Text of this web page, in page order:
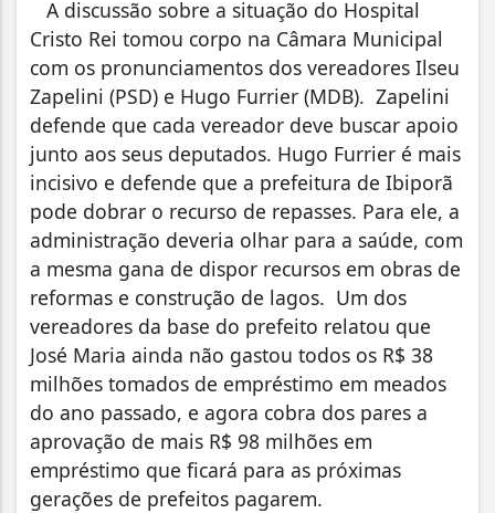
A discussão sobre a situação do Hospital
Cristo Rei tomou corpo na Câmara Municipal
com os pronunciamentos dos vereadores Ilseu
Zapelini (PSD) e Hugo Furrier (MDB). Zapelini
defende que cada vereador deve buscar apoio
junto aos seus deputados. Hugo Furrier é mais
incisivo e defende que a prefeitura de Ibiporã
pode dobrar o recurso de repasses. Para ele, a
administração deveria olhar para a saúde, com
a mesma gana de dispor recursos em obras de
reformas e construção de lagos. Um dos
vereadores da base do prefeito relatou que
José Maria ainda não gastou todos os R$ 38
milhões tomados de empréstimo em meados
do ano passado, e agora cobra dos pares a
aprovação de mais R$ 98 milhões em
empréstimo que ficará para as próximas
gerações de prefeitos pagarem.